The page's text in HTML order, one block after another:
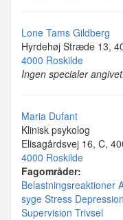
Lone Tams Gildberg
Hyrdehøj Stræde 13,
4000 Roskilde
Ingen specialer angivet.
Maria Dufant
Klinisk psykolog
Elisagårdsvej 16, C,
4000 Roskilde
Fagområder:
Belastningsreaktioner
syge Stress
Supervision Trivsel